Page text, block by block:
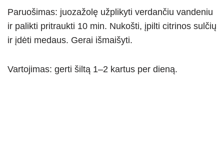
Paruošimas: juozažolę užplikyti verdančiu vandeniu
ir palikti pritraukti 10 min. Nukošti, įpilti citrinos sulčių
ir įdėti medaus. Gerai išmaišyti.
Vartojimas: gerti šiltą 1–2 kartus per dieną.